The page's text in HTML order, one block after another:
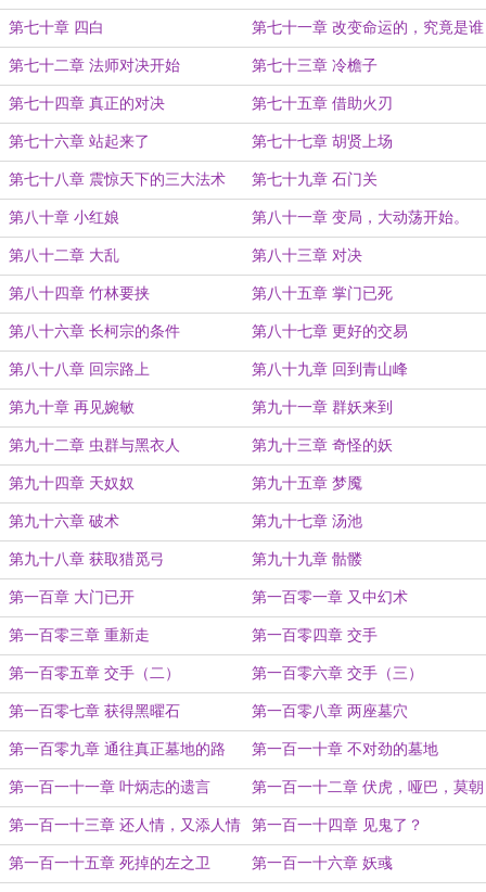
第七十章 四白 第七十一章 改变命运的，究竟是谁
第七十二章 法师对决开始 第七十三章 冷檐子
第七十四章 真正的对决 第七十五章 借助火刃
第七十六章 站起来了 第七十七章 胡贤上场
第七十八章 震惊天下的三大法术 第七十九章 石门关
第八十章 小红娘 第八十一章 变局，大动荡开始。
第八十二章 大乱 第八十三章 对决
第八十四章 竹林要挟 第八十五章 掌门已死
第八十六章 长柯宗的条件 第八十七章 更好的交易
第八十八章 回宗路上 第八十九章 回到青山峰
第九十章 再见婉敏 第九十一章 群妖来到
第九十二章 虫群与黑衣人 第九十三章 奇怪的妖
第九十四章 天奴奴 第九十五章 梦魇
第九十六章 破术 第九十七章 汤池
第九十八章 获取猎觅弓 第九十九章 骷髅
第一百章 大门已开 第一百零一章 又中幻术
第一百零三章 重新走 第一百零四章 交手
第一百零五章 交手（二） 第一百零六章 交手（三）
第一百零七章 获得黑曜石 第一百零八章 两座墓穴
第一百零九章 通往真正墓地的路 第一百一十章 不对劲的墓地
第一百一十一章 叶炳志的遗言 第一百一十二章 伏虎，哑巴，莫朝
真
第一百一十三章 还人情，又添人情 第一百一十四章 见鬼了？
第一百一十五章 死掉的左之卫 第一百一十六章 妖彧